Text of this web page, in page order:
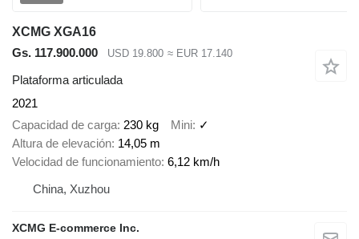
XCMG XGA16
Gs. 117.900.000
USD 19.800 ≈ EUR 17.140
Plataforma articulada
2021
Capacidad de carga 230 kg Mini ✓
Altura de elevación 14,05 m
Velocidad de funcionamiento 6,12 km/h
China, Xuzhou
XCMG E-commerce Inc.